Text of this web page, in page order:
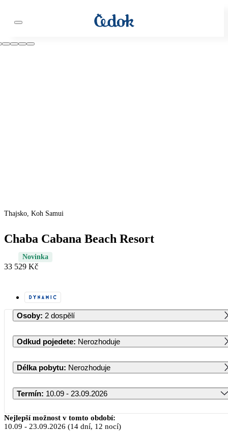
Thajsko, Koh Samui
Chaba Cabana Beach Resort
Novinka
33 529 Kč
Osoby: 2 dospělí
Odkud pojedete: Nerozhoduje
Délka pobytu: Nerozhoduje
Termín: 10.09 - 23.09.2026
Září 2026
Nejlepší možnost v tomto období:
10.09 - 23.09.2026 (14 dní, 12 nocí)